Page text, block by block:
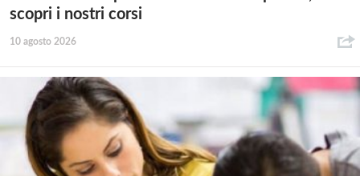
scopri i nostri corsi
10 agosto 2026